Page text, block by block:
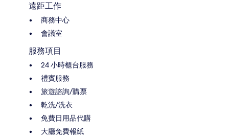
遠距工作
商務中心
會議室
服務項目
24 小時櫃台服務
禮賓服務
旅遊諮詢/購票
乾洗/洗衣
免費日用品代購
大廳免費報紙